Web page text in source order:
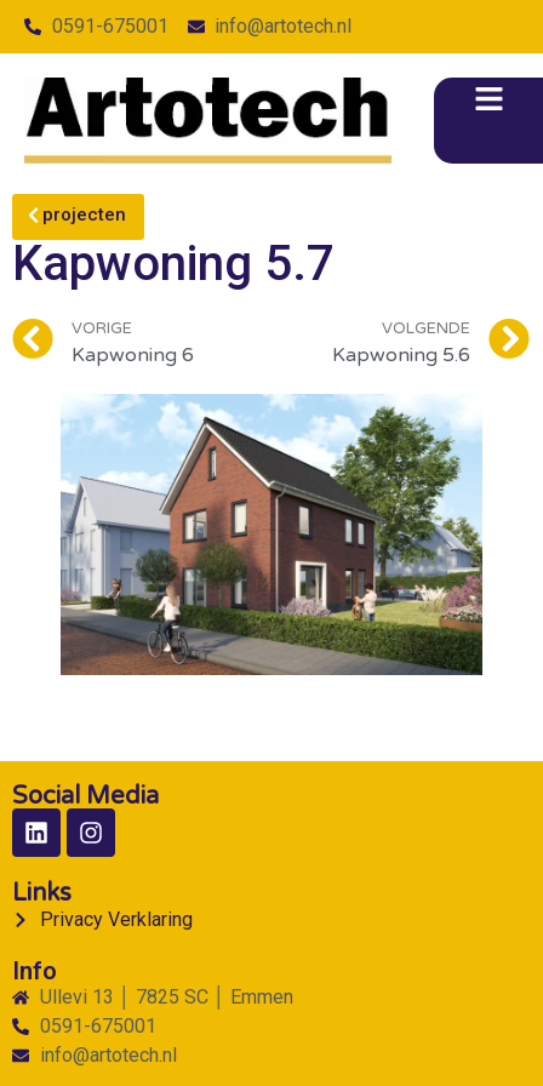
0591-675001 info@artotech.nl
projecten
Kapwoning 5.7
VORIGE
Kapwoning 6
VOLGENDE
Kapwoning 5.6
Social Media
Links
Privacy Verklaring
Info
Ullevi 13 │ 7825 SC │ Emmen
0591-675001
info@artotech.nl